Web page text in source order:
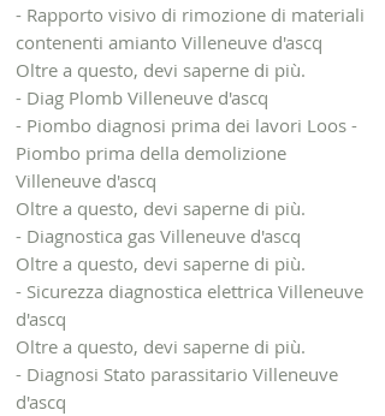
- Rapporto visivo di rimozione di materiali
contenenti amianto Villeneuve d'ascq
Oltre a questo, devi saperne di più.
- Diag Plomb Villeneuve d'ascq
- Piombo diagnosi prima dei lavori Loos -
Piombo prima della demolizione
Villeneuve d'ascq
Oltre a questo, devi saperne di più.
- Diagnostica gas Villeneuve d'ascq
Oltre a questo, devi saperne di più.
- Sicurezza diagnostica elettrica Villeneuve
d'ascq
Oltre a questo, devi saperne di più.
- Diagnosi Stato parassitario Villeneuve
d'ascq